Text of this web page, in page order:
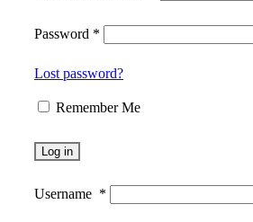
Password *
Lost password?
Remember Me
Log in
Username *